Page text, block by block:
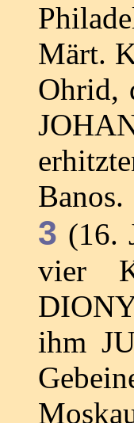
Märt.
Ohrid,
Banos.
3 (16.
vier
ihm